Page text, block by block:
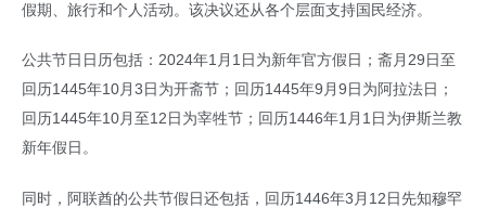
假期、旅行和个人活动。该决议还从各个层面支持国民经济。
公共节日日历包括：2024年1月1日为新年官方假日；斋月29日至
回历1445年10月3日为开斋节；回历1445年9月9日为阿拉法日；
回历1445年10月至12日为宰牲节；回历1446年1月1日为伊斯兰教
新年假日。
同时，阿联酋的公共节假日还包括，回历1446年3月12日先知穆罕